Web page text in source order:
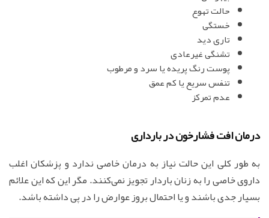
حالت تهوع
خستگی
تاری دید
تشنگی غیرعادی
پوست رنگ پریده یا سرد و مرطوب
تنفس سریع یا کم عمق
عدم تمرکز
درمان افت فشارخون در بارداری
به طور کلی این حالت نیاز به درمان خاصی ندارد و پزشکان اغلب
داروی خاصی را به زنان باردار تجویز نمی‌کنند. مگر این که این علائم
بسیار جدی باشند و یا احتمال بروز عوارض را در پی داشته باشد.